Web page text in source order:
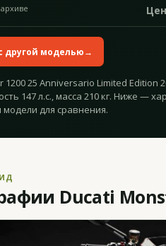
другой моделью→
1200 25 Anniversario Limited Edition
147 л.с., масса 210 кг. Ниже —
модели для сравнения.
Ducati